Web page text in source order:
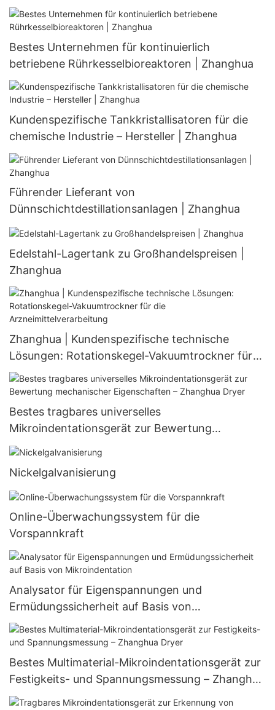
Lebensmittelindustrie | Zhanghua
Bestes Unternehmen für kontinuierlich
betriebene Rührkesselbioreaktoren | Zhanghua
Kundenspezifische Tankkristallisatoren für die
chemische Industrie – Hersteller | Zhanghua
Führender Lieferant von
Dünnschichtdestillationsanlagen | Zhanghua
Edelstahl-Lagertank zu Großhandelspreisen |
Zhanghua
Zhanghua | Kundenspezifische technische
Lösungen: Rotationskegel-Vakuumtrockner für
die Arzneimittelverarbeitung
Bestes tragbares universelles
Mikroindentationsgerät zur Bewertung
mechanischer Eigenschaften – Zhanghua Dryer
Nickelgalvanisierung
Online-Überwachungssystem für die
Vorspannkraft
Analysator für Eigenspannungen und
Ermüdungssicherheit auf Basis von
Mikroindentation
Bestes Multimaterial-Mikroindentationsgerät zur
Festigkeits- und Spannungsmessung – Zhanghua
Dryer